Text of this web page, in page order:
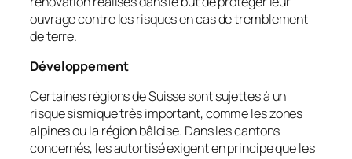
ouvrage contre les risques en cas de tremblement
de terre.
Développement
Certaines régions de Suisse sont sujettes à un
risque sismique très important, comme les zones
alpines ou la région bâloise. Dans les cantons
concernés, les autortisé exigent en principe que les